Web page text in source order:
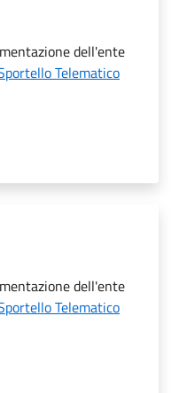
dell'ente
Telematico
dell'ente
Telematico